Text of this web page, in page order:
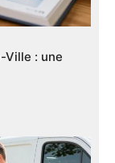
Ville : une